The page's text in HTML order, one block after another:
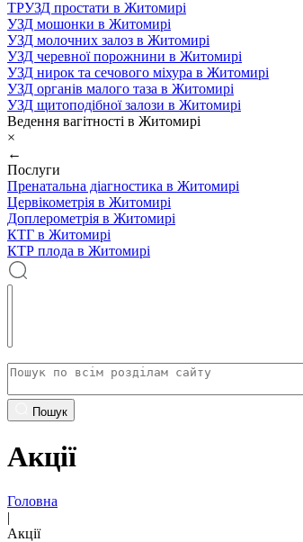
ТРУЗД простати в Житомирі
УЗД мошонки в Житомирі
УЗД молочних залоз в Житомирі
УЗД черевної порожнини в Житомирі
УЗД нирок та сечового міхура в Житомирі
УЗД органів малого таза в Житомирі
УЗД щитоподібної залози в Житомирі
Ведення вагітності в Житомирі
×
←
Послуги
Пренатальна діагностика в Житомирі
Цервікометрія в Житомирі
Доплерометрія в Житомирі
КТГ в Житомирі
КТР плода в Житомирі
Пошук
Акції
Головна
|
Акції